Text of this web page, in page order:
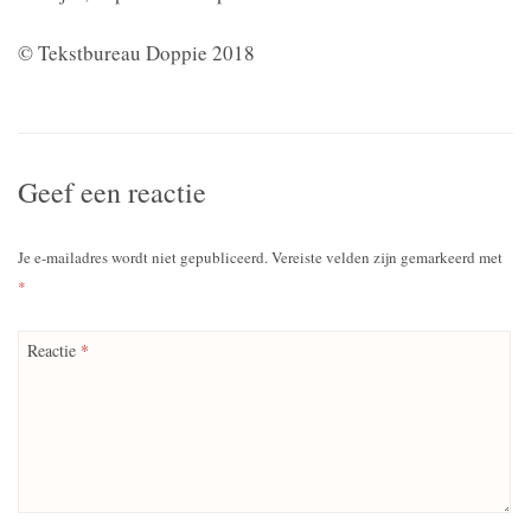
© Tekstbureau Doppie 2018
Geef een reactie
Je e-mailadres wordt niet gepubliceerd.Vereiste velden zijn gemarkeerd met
*
Reactie *